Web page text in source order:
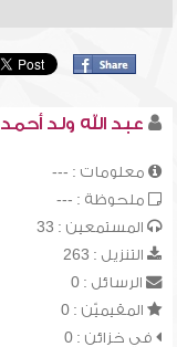
عبد الله ولد أحمد
معلومات : ---
ملحوظة : ---
المستمعين : 33
التنزيل : 263
الرسائل : 0
المقيميّن : 0
في خزائن : 0